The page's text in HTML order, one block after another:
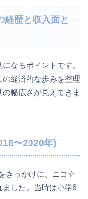
経歴と収入面と
なるポイントです。
経済的な歩みを整理
幅広さが見えてきま
〜2020年)
きっかけに、ニコ☆
ました。当時は小学6